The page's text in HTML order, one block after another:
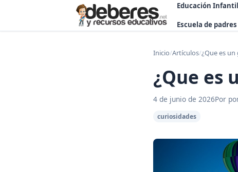
Educación Infantil
Escuela de padres
Inicio/Artículos/¿Que es
¿Que es
4 de junio de 2026Por
curiosidades